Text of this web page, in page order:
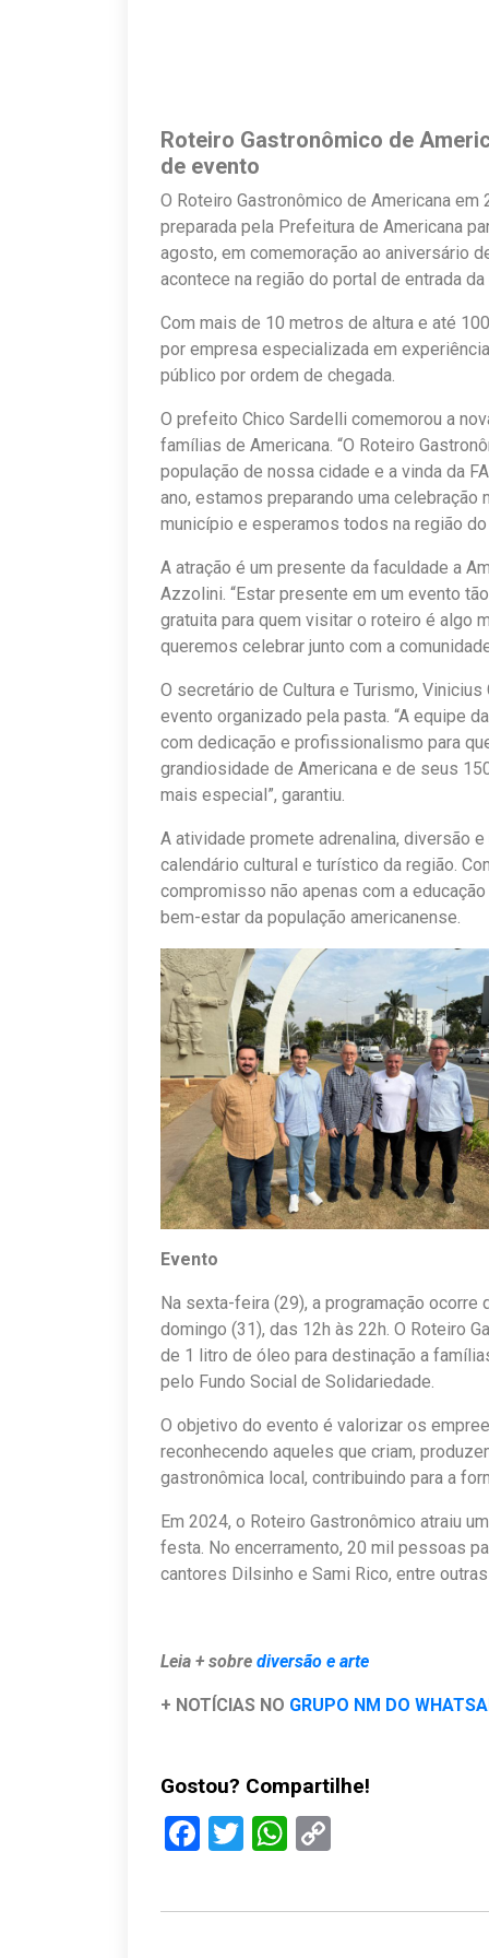
Roteiro Gastronômico de
de evento
O Roteiro Gastronômico de Americana em
preparada pela Prefeitura de Americana
agosto, em comemoração ao aniversário
acontece na região do portal de entrada
Com mais de 10 metros de altura e até
por empresa especializada em
público por ordem de chegada.
O prefeito Chico Sardelli comemorou a
famílias de Americana. “O Roteiro
população de nossa cidade e a vinda da
ano, estamos preparando uma
município e esperamos todos na região
A atração é um presente da faculdade a
Azzolini. “Estar presente em um evento
gratuita para quem visitar o roteiro é algo
queremos celebrar junto com a
O secretário de Cultura e Turismo,
evento organizado pela pasta. “A equipe
com dedicação e profissionalismo para
grandiosidade de Americana e de seus
mais especial”, garantiu.
A atividade promete adrenalina, diversão
calendário cultural e turístico da região.
compromisso não apenas com a
bem-estar da população americanense.
Evento
Na sexta-feira (29), a programação ocorre
domingo (31), das 12h às 22h. O Roteiro
de 1 litro de óleo para destinação a
pelo Fundo Social de Solidariedade.
O objetivo do evento é valorizar os
reconhecendo aqueles que criam,
gastronômica local, contribuindo para a
Em 2024, o Roteiro Gastronômico atraiu
festa. No encerramento, 20 mil pessoas
cantores Dilsinho e Sami Rico, entre
Leia + sobre diversão e arte
+ NOTÍCIAS NO GRUPO NM DO
Gostou? Compartilhe!
Facebook
TwitterWhatsApp